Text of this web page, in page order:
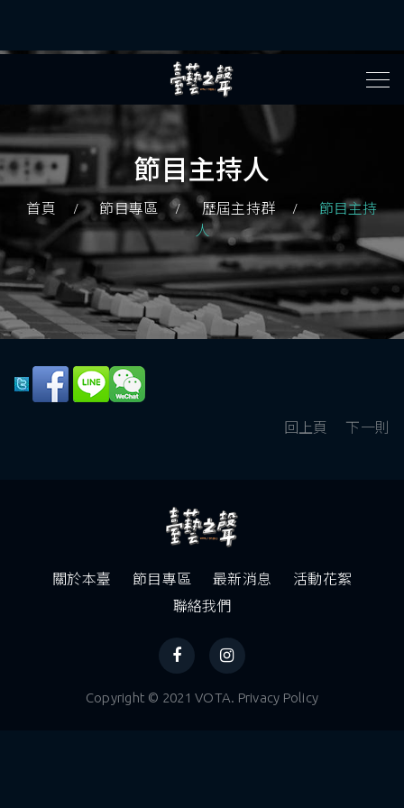
節目主持人
首頁 節目專區 歷屆主持群
節目主持
人
回上頁 下一則
關於本臺 節目專區 最新消息
活動花絮
聯絡我們
Copyright © 2021 VOTA. Privacy Policy